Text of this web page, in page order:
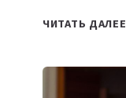
ЧИТАТЬ ДАЛЕЕ